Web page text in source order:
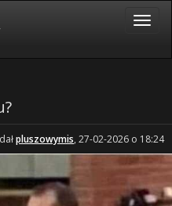
pluszowymis, 27-02-2026 o 18:24